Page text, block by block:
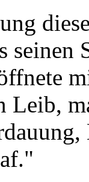
Leib,